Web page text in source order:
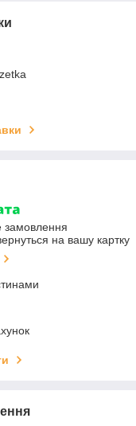
замовлення
на вашу картку